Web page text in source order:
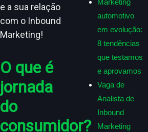
e a sua relação
com o Inbound
Marketing!
O que é
jornada
do
consumidor?
Marketing
automotivo
em evolução:
8 tendências
que testamos
e aprovamos
Vaga de
Analista de
Inbound
Marketing